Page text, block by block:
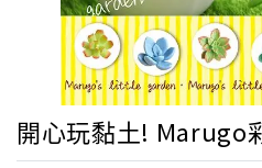
開心玩黏土! Marugo